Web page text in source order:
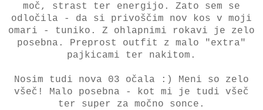
moč, strast ter energijo. Zato sem se
odločila - da si privoščim nov kos v moji
omari - tuniko. Z ohlapnimi rokavi je zelo
posebna. Preprost outfit z malo "extra"
pajkicami ter nakitom.
Nosim tudi nova 03 očala :) Meni so zelo
všeč! Malo posebna - kot mi je tudi všeč
ter super za močno sonce.